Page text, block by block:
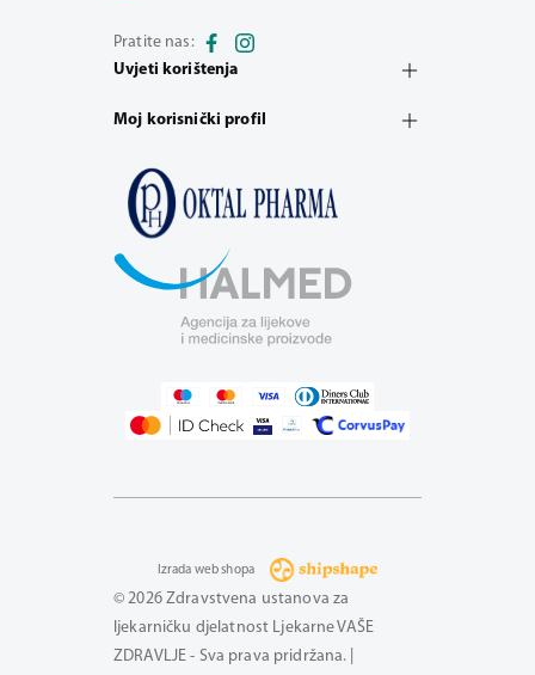
Pratite nas:
Uvjeti korištenja
Moj korisnički profil
© 2026 Zdravstvena ustanova za
ljekarničku djelatnost Ljekarne VAŠE
ZDRAVLJE - Sva prava pridržana. |
Izrada web shopa